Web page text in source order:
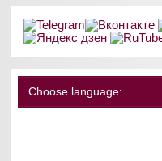
Choose language: